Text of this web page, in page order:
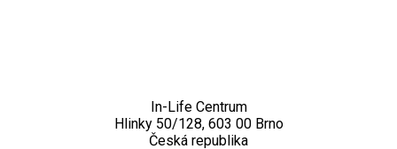
In-Life Centrum
Hlinky 50/128, 603 00 Brno
Česká republika